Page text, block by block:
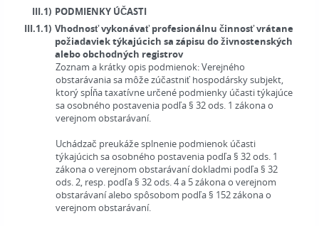
III.1) PODMIENKY ÚČASTI
III.1.1) Vhodnosť vykonávať profesionálnu činnosť vrátane
požiadaviek týkajúcich sa zápisu do živnostenských
alebo obchodných registrov
Zoznam a krátky opis podmienok:Verejného
obstarávania sa môže zúčastniť hospodársky subjekt,
ktorý spĺňa taxatívne určené podmienky účasti týkajúce
sa osobného postavenia podľa § 32 ods. 1 zákona o
verejnom obstarávaní.
Uchádzač preukáže splnenie podmienok účasti
týkajúcich sa osobného postavenia podľa § 32 ods. 1
zákona o verejnom obstarávaní dokladmi podľa § 32
ods. 2, resp. podľa § 32 ods. 4 a 5 zákona o verejnom
obstarávaní alebo spôsobom podľa § 152 zákona o
verejnom obstarávaní.